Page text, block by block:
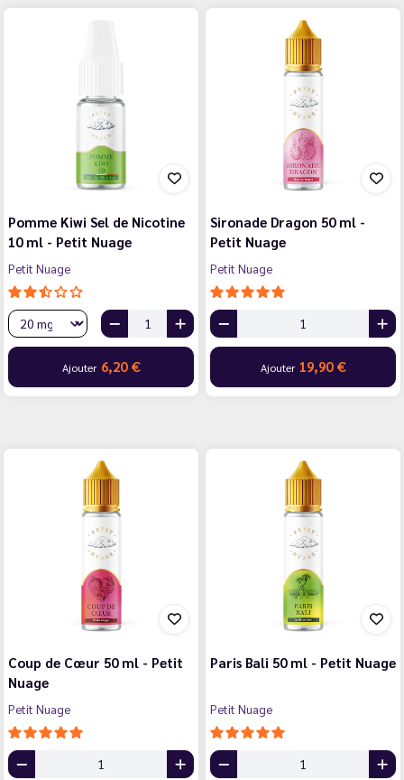
Pomme Kiwi Sel de Nicotine
10 ml - Petit Nuage
Petit Nuage
Ajouter 6,20 €
Sironade Dragon 50 ml -
Petit Nuage
Petit Nuage
Ajouter 19,90 €
Coup de Cœur 50 ml - Petit
Nuage
Petit Nuage
Paris Bali 50 ml - Petit Nuage
Petit Nuage